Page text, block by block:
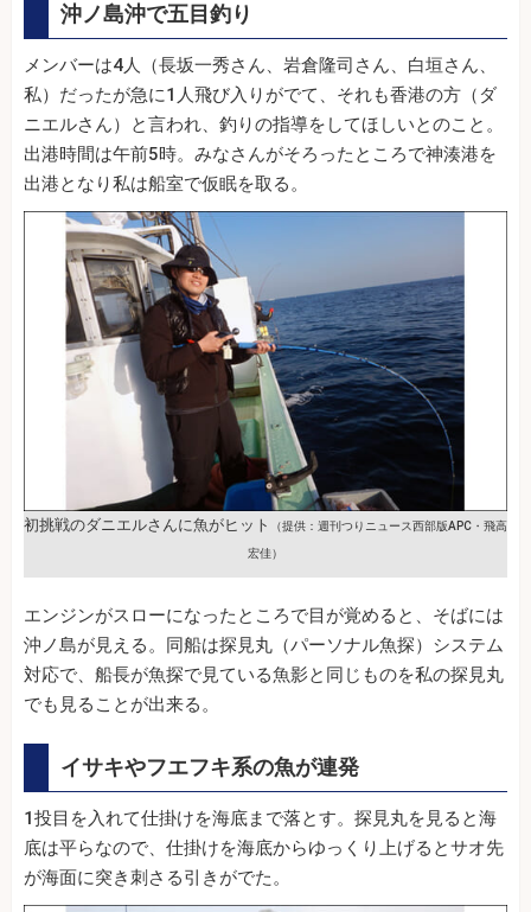
沖ノ島沖で五目釣り
メンバーは4人（長坂一秀さん、岩倉隆司さん、白垣さん、
私）だったが急に1人飛び入りがでて、それも香港の方（ダ
ニエルさん）と言われ、釣りの指導をしてほしいとのこと。
出港時間は午前5時。みなさんがそろったところで神湊港を
出港となり私は船室で仮眠を取る。
初挑戦のダニエルさんに魚がヒット （提供：週刊つりニュース西部版APC・飛高
宏佳）
エンジンがスローになったところで目が覚めると、そばには
沖ノ島が見える。同船は探見丸（パーソナル魚探）システム
対応で、船長が魚探で見ている魚影と同じものを私の探見丸
でも見ることが出来る。
イサキやフエフキ系の魚が連発
1投目を入れて仕掛けを海底まで落とす。探見丸を見ると海
底は平らなので、仕掛けを海底からゆっくり上げるとサオ先
が海面に突き刺さる引きがでた。